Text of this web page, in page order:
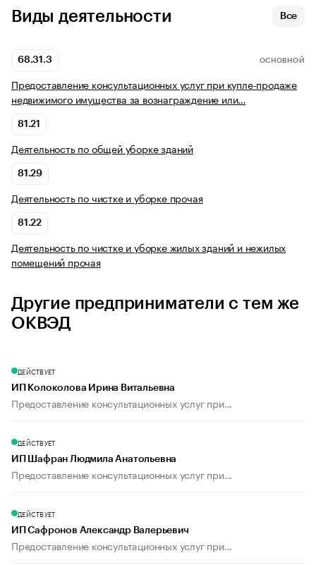
Виды деятельности Все
68.31.3 ОСНОВНОЙ
Предоставление консультационных услуг при купле-продаже
недвижимого имущества за вознаграждение или…
81.21
Деятельность по общей уборке зданий
81.29
Деятельность по чистке и уборке прочая
81.22
Деятельность по чистке и уборке жилых зданий и нежилых
помещений прочая
Другие предприниматели с тем же
ОКВЭД
ДЕЙСТВУЕТ
ИП Колоколова Ирина Витальевна
Предоставление консультационных услуг при...
ДЕЙСТВУЕТ
ИП Шафран Людмила Анатольевна
Предоставление консультационных услуг при...
ДЕЙСТВУЕТ
ИП Сафронов Александр Валерьевич
Предоставление консультационных услуг при...